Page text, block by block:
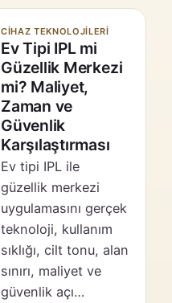
CIHAZ TEKNOLOJILERI
Ev Tipi IPL mi
Güzellik Merkezi
mi? Maliyet,
Zaman ve
Güvenlik
Karşılaştırması
Ev tipi IPL ile
güzellik merkezi
uygulamasını gerçek
teknoloji, kullanım
sıklığı, cilt tonu, alan
sınırı, maliyet ve
güvenlik açı…